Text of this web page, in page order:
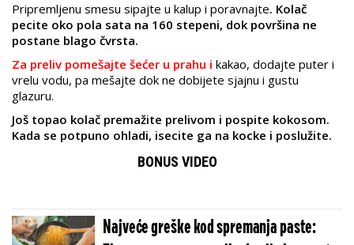
Pripremljenu smesu sipajte u kalup i poravnajte. Kolač
pecite oko pola sata na 160 stepeni, dok površina ne
postane blago čvrsta.
Za preliv pomešajte šećer u prahu i kakao, dodajte puter i
vrelu vodu, pa mešajte dok ne dobijete sjajnu i gustu
glazuru.
Još topao kolač premažite prelivom i pospite kokosom.
Kada se potpuno ohladi, isecite ga na kocke i poslužite.
BONUS VIDEO
Najveće greške kod spremanja paste: